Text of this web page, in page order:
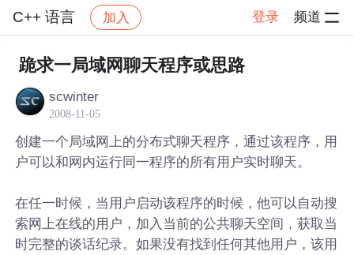
C++ 语言 加入 登录 频道
社区 C++ 语言 帖子详情
跪求一局域网聊天程序或思路
scwinter
2008-11-05
创建一个局域网上的分布式聊天程序，通过该程序，用
户可以和网内运行同一程序的所有用户实时聊天。
在任一时候，当用户启动该程序的时候，他可以自动搜
索网上在线的用户，加入当前的公共聊天空间，获取当
时完整的谈话纪录。如果没有找到任何其他用户，该用